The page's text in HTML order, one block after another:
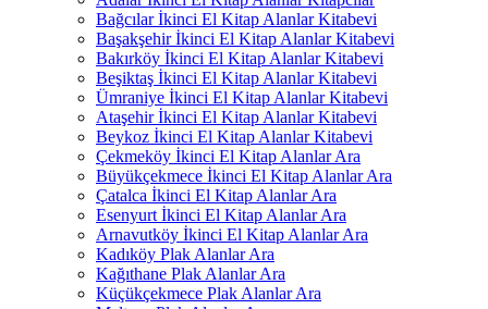
Bağcılar İkinci El Kitap Alanlar Kitabevi
Başakşehir İkinci El Kitap Alanlar Kitabevi
Bakırköy İkinci El Kitap Alanlar Kitabevi
Beşiktaş İkinci El Kitap Alanlar Kitabevi
Ümraniye İkinci El Kitap Alanlar Kitabevi
Ataşehir İkinci El Kitap Alanlar Kitabevi
Beykoz İkinci El Kitap Alanlar Kitabevi
Çekmeköy İkinci El Kitap Alanlar Ara
Büyükçekmece İkinci El Kitap Alanlar Ara
Çatalca İkinci El Kitap Alanlar Ara
Esenyurt İkinci El Kitap Alanlar Ara
Arnavutköy İkinci El Kitap Alanlar Ara
Kadıköy Plak Alanlar Ara
Kağıthane Plak Alanlar Ara
Küçükçekmece Plak Alanlar Ara